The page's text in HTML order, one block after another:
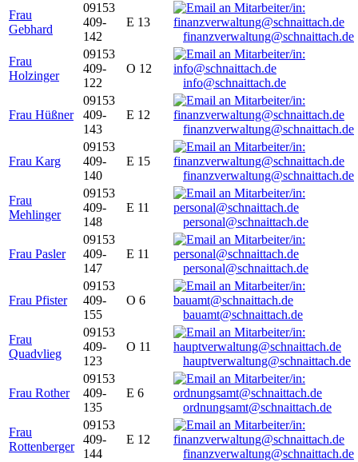
Frau
Gebhard
09153
409-
142
E 13
finanzverwaltung@schnaittach.de
Frau
Holzinger
09153
409-
122
O 12
info@schnaittach.de
Frau Hüßner
09153
409-
143
E 12
finanzverwaltung@schnaittach.de
Frau Karg
09153
409-
140
E 15
finanzverwaltung@schnaittach.de
Frau
Mehlinger
09153
409-
148
E 11
personal@schnaittach.de
Frau Pasler
09153
409-
147
E 11
personal@schnaittach.de
Frau Pfister
09153
409-
155
O 6
bauamt@schnaittach.de
Frau
Quadvlieg
09153
409-
123
O 11
hauptverwaltung@schnaittach.de
Frau Rother
09153
409-
135
E 6
ordnungsamt@schnaittach.de
Frau
Rottenberger
09153
409-
144
E 12
finanzverwaltung@schnaittach.de